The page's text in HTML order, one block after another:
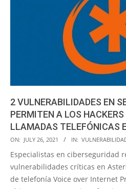
2 VULNERABILIDADES EN
PERMITEN A LOS
LLAMADAS TELEFÓNICAS
2021-
07-
ON: JULY 26, 2021 IN:
Especialistas en ciberseguridad
vulnerabilidades críticas en
de telefonía Voice over Internet